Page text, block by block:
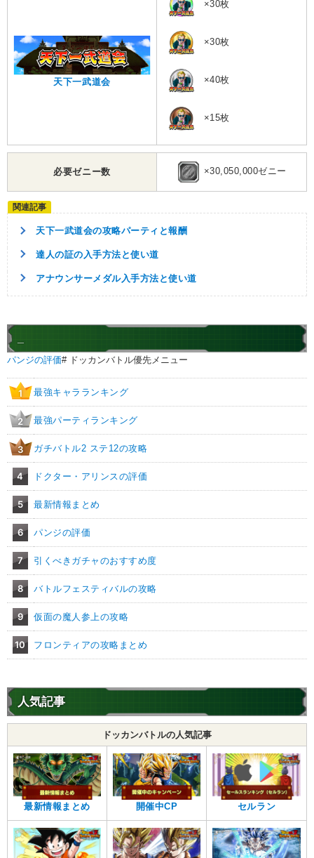
天下一武道会
×30枚
×30枚
×40枚
×15枚
必要ゼニー数 ×30,050,000ゼニー
天下一武道会の攻略パーティと報酬
達人の証の入手方法と使い道
アナウンサーメダル入手方法と使い道
パンジの評価# ドッカンバトル優先メニュー
1 最強キャラランキング
2 最強パーティランキング
3 ガチバトル2 ステ12の攻略
4 ドクター・アリンスの評価
5 最新情報まとめ
6 パンジの評価
7 引くべきガチャのおすすめ度
8 バトルフェスティバルの攻略
9 仮面の魔人参上の攻略
10 フロンティアの攻略まとめ
人気記事
ドッカンバトルの人気記事
最新情報まとめ 開催中CP セルラン